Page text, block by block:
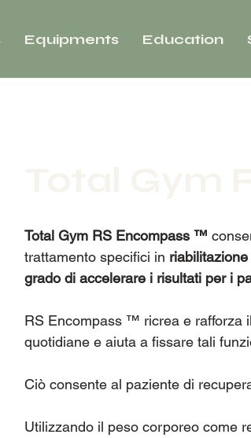
Equipments Education
Total Gym RS Encompass ™
trattamento specifici in
grado di accelerare i risultati per i
RS Encompass ™ ricrea e rafforza
quotidiane e aiuta a fissare tali
Ciò consente al paziente di
Utilizzando il peso corporeo come